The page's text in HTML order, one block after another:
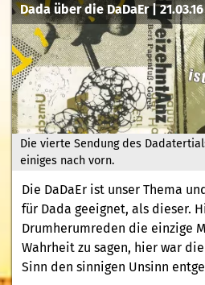
Die vierte Sendung des
einiges nach vorn.
Dada über die DaDaEr |
Die DaDaEr ist unser Thema
für Dada geeignet, als dieser.
Drumherumreden die einzige
Wahrheit zu sagen, hier war
Sinn den sinnigen Unsinn